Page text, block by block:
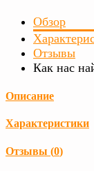
Обзор
Отзывы
Как нас
Описание
Характеристики
Отзывы (0)